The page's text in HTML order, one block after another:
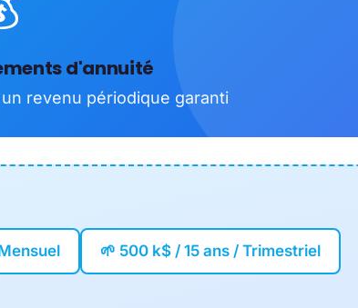
d'annuité
revenu périodique garanti
🌱 500 k$ / 15 ans / Trimestriel